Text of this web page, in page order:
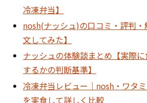
冷凍弁当】
nosh(ナッシュ)の口コミ・評判
文してみた】
ナッシュの体験談まとめ【実際
するかの判断基準】
冷凍弁当レビュー｜nosh・ワタ
を実食して詳しく比較